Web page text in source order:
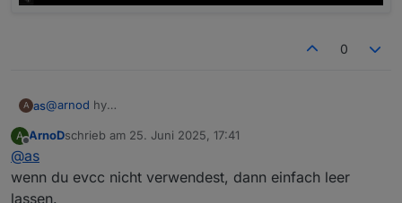
0
A as@arnod hy
0_userdata.0.Charge_Control.USER_ANPASSUNGEN.10_Path_
möchte keine Zusätzliche Regelung da ich GoE charger mit
kann da evtl auch Pfade und Funktionen zur GoE Regelung
Werte vorhanden
A ArnoDschrieb am 25. Juni 2025, 17:41
zuletzt editiert von
@as
wenn du evcc nicht verwendest, dann einfach leer
lassen.